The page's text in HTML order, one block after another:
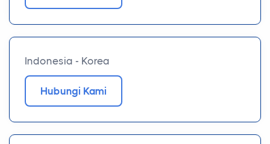
Indonesia - Korea
Hubungi Kami